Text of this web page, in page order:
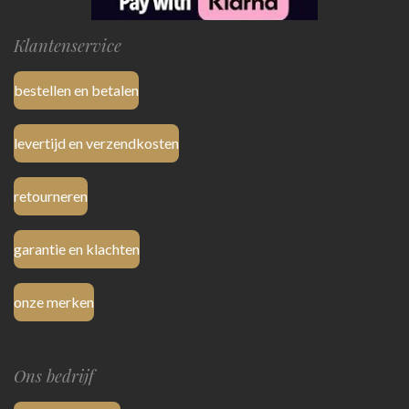
Klantenservice
bestellen en betalen
levertijd en verzendkosten
retourneren
garantie en klachten
onze merken
Ons bedrijf